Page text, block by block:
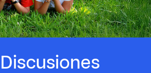
Discusiones